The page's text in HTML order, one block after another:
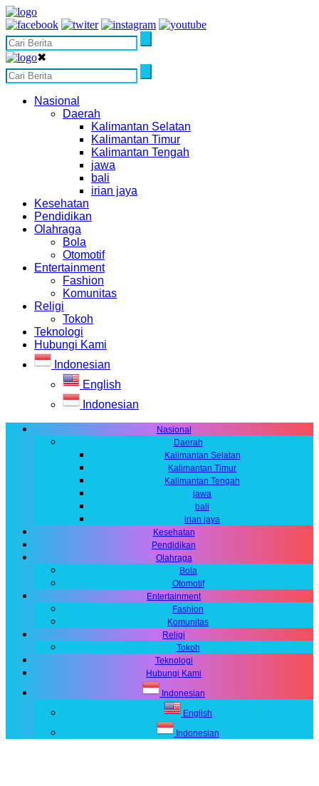
✖
Nasional
Daerah
Kalimantan Selatan
Kalimantan Timur
Kalimantan Tengah
jawa
bali
irian jaya
Kesehatan
Pendidikan
Olahraga
Bola
Otomotif
Entertainment
Fashion
Komunitas
Religi
Tokoh
Teknologi
Hubungi Kami
Indonesian
English
Indonesian
Nasional
Daerah
Kalimantan Selatan
Kalimantan Timur
Kalimantan Tengah
jawa
bali
irian jaya
Kesehatan
Pendidikan
Olahraga
Bola
Otomotif
Entertainment
Fashion
Komunitas
Religi
Tokoh
Teknologi
Hubungi Kami
Indonesian
English
Indonesian